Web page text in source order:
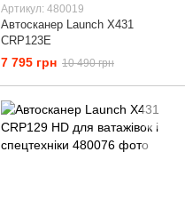
Артикул: 480019
Автосканер Launch X431
CRP123E
7 795 грн 10 490 грн